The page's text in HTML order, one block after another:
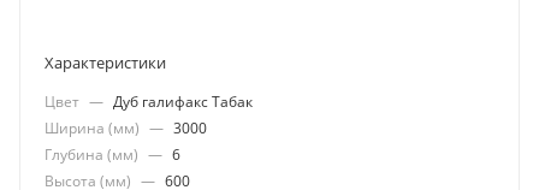
Характеристики
Цвет — Дуб галифакс Табак
Ширина (мм) — 3000
Глубина (мм) — 6
Высота (мм) — 600